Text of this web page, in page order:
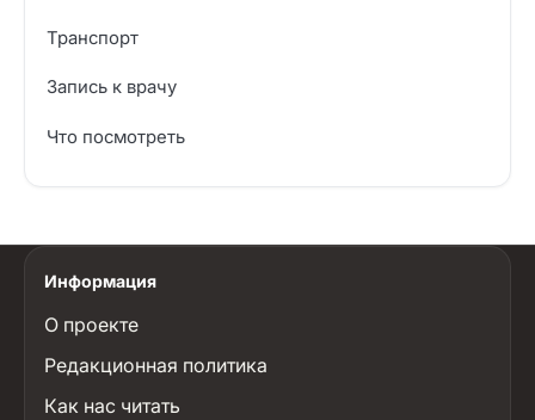
Транспорт
Запись к врачу
Что посмотреть
Информация
О проекте
Редакционная политика
Как нас читать